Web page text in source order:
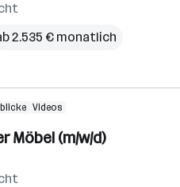
2.535 € monatlich
Videos
Möbel (m/w/d)